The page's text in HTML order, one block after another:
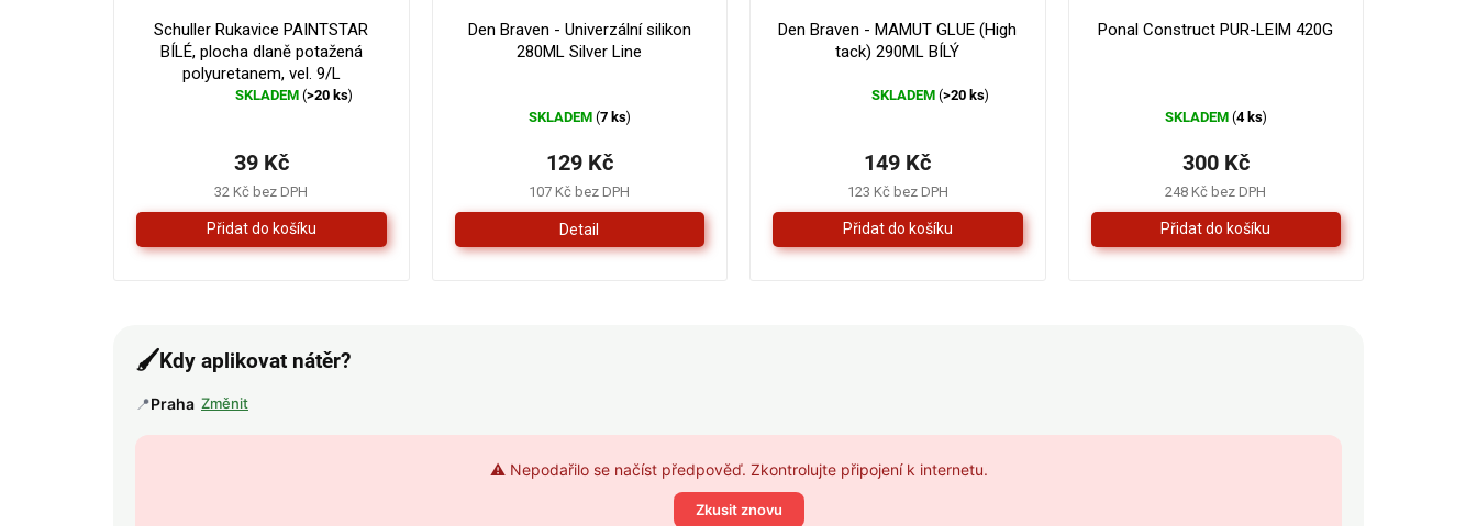
Schuller Rukavice PAINTSTAR
BÍLÉ, plocha dlaně potažená
polyuretanem, vel. 9/L
Průměrné
z
hvězdiček.
SKLADEM(>20 ks)
32 Kč bez DPH
39 Kč
Den Braven - Univerzální silikon
280ML Silver Line
SKLADEM (7 ks)
107 Kč bez DPH
129 Kč
Detail
Den Braven - MAMUT GLUE (High
tack) 290ML BÍLÝ
Průměrné
z
hvězdiček.
SKLADEM(>20 ks)
123 Kč bez DPH
149 Kč
Ponal Construct PUR-LEIM 420G
SKLADEM (4 ks)
248 Kč bez DPH
300 Kč
🖌️Kdy aplikovat nátěr?
📍Praha Změnit
⚠️ Nepodařilo se načíst předpověď. Zkontrolujte připojení k internetu.
Zkusit znovu